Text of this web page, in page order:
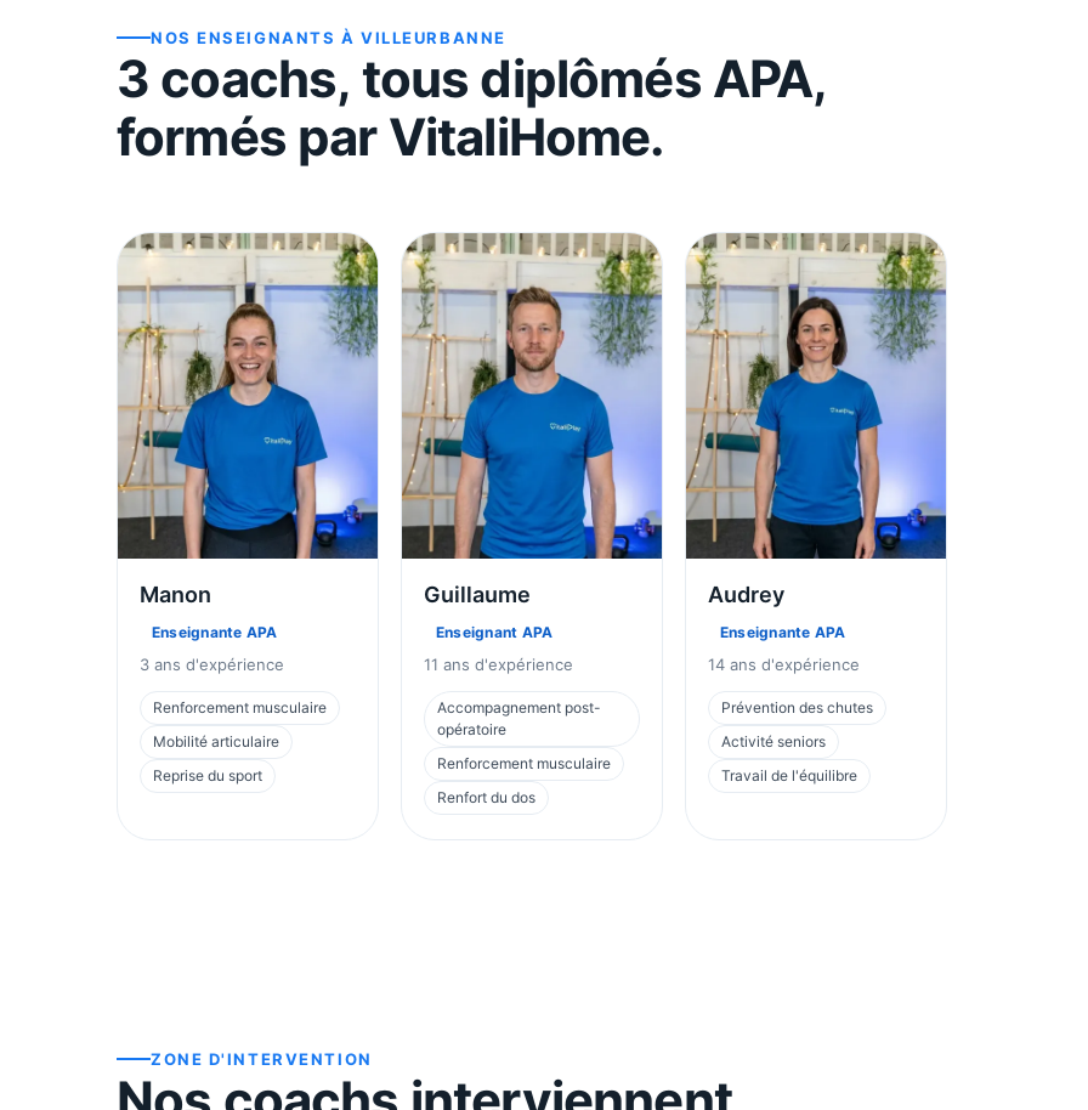
NOS ENSEIGNANTS ÀVILLEURBANNE
3 coachs, tous diplômés APA,
formés par VitaliHome.
Manon
Enseignante APA
3 ans d'expérience
Renforcement musculaire
Mobilité articulaire
Reprise du sport
Guillaume
Enseignant APA
11 ans d'expérience
Accompagnement post-
opératoire
Renforcement musculaire
Renfort du dos
Audrey
Enseignante APA
14 ans d'expérience
Prévention des chutes
Activité seniors
Travail de l'équilibre
ZONE D'INTERVENTION